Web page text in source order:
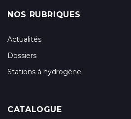
NOS RUBRIQUES
Actualités
Dossiers
Stations à hydrogène
CATALOGUE